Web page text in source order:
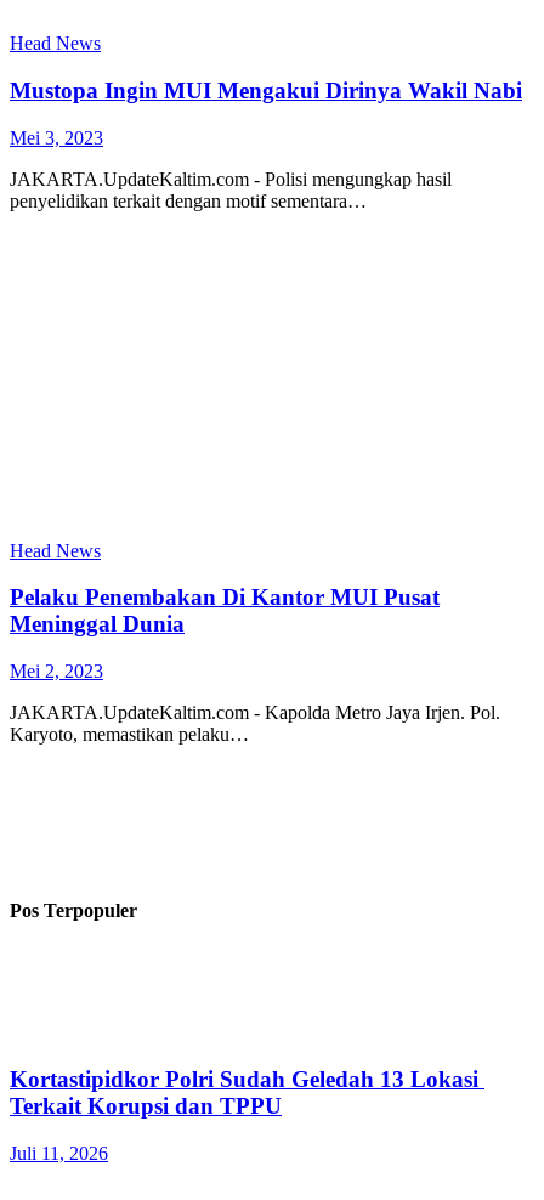
Head News
Mustopa Ingin MUI Mengakui Dirinya Wakil Nabi
Mei 3, 2023
JAKARTA.UpdateKaltim.com - Polisi mengungkap hasil
penyelidikan terkait dengan motif sementara…
Head News
Pelaku Penembakan Di Kantor MUI Pusat
Meninggal Dunia
Mei 2, 2023
JAKARTA.UpdateKaltim.com - Kapolda Metro Jaya Irjen. Pol.
Karyoto, memastikan pelaku…
Pos Terpopuler
Kortastipidkor Polri Sudah Geledah 13 Lokasi
Terkait Korupsi dan TPPU
Juli 11, 2026